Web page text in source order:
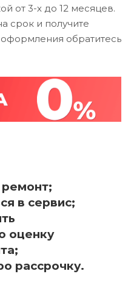
от 3-х до 12 месяцев.
срок и получите
обратитесь
в сервис;
оценку
рассрочку.